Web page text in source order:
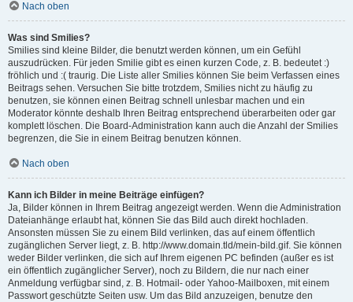
Nach oben
Was sind Smilies?
Smilies sind kleine Bilder, die benutzt werden können, um ein Gefühl
auszudrücken. Für jeden Smilie gibt es einen kurzen Code, z. B. bedeutet :)
fröhlich und :( traurig. Die Liste aller Smilies können Sie beim Verfassen eines
Beitrags sehen. Versuchen Sie bitte trotzdem, Smilies nicht zu häufig zu
benutzen, sie können einen Beitrag schnell unlesbar machen und ein
Moderator könnte deshalb Ihren Beitrag entsprechend überarbeiten oder gar
komplett löschen. Die Board-Administration kann auch die Anzahl der Smilies
begrenzen, die Sie in einem Beitrag benutzen können.
Nach oben
Kann ich Bilder in meine Beiträge einfügen?
Ja, Bilder können in Ihrem Beitrag angezeigt werden. Wenn die Administration
Dateianhänge erlaubt hat, können Sie das Bild auch direkt hochladen.
Ansonsten müssen Sie zu einem Bild verlinken, das auf einem öffentlich
zugänglichen Server liegt, z. B. http://www.domain.tld/mein-bild.gif. Sie können
weder Bilder verlinken, die sich auf Ihrem eigenen PC befinden (außer es ist
ein öffentlich zugänglicher Server), noch zu Bildern, die nur nach einer
Anmeldung verfügbar sind, z. B. Hotmail- oder Yahoo-Mailboxen, mit einem
Passwort geschützte Seiten usw. Um das Bild anzuzeigen, benutze den